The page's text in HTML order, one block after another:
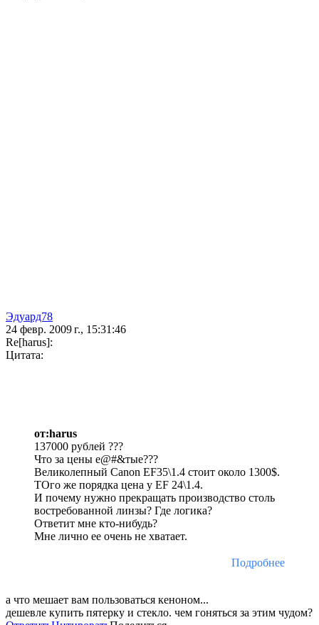
Эдуард78
24 февр. 2009 г., 15:31:46
Re[harus]:
Цитата:
от:harus
137000 рублей ???
Что за цены е@#&тые???
Великолепный Canon EF35\1.4 стоит около 1300$.
ТОго же порядка цена у EF 24\1.4.
И почему нужно прекращать производство столь
востребованной линзы? Где логика?
Ответит мне кто-нибудь?
Мне лично ее очень не хватает.
Подробнее
а что мешает вам пользоваться кеноном...
дешевле купить пятерку и стекло. чем гоняться за этим чудом?